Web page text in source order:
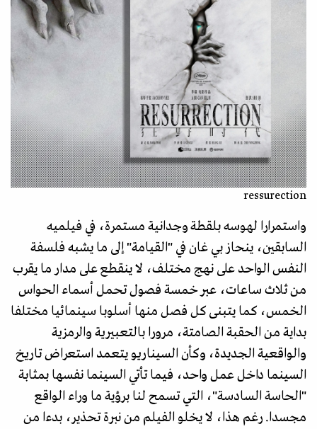
ressurection
واستمرارا لهوسه بلقطة وجدانية مستمرة، في فيلميه
السابقين، ينحاز بي غان في "القيامة" إلى ما يشبه فلسفة
النفس الواحد على نهج مختلف، لا ينقطع على مدار ما يقرب
من ثلاث ساعات، عبر خمسة فصول تحمل أسماء الحواس
الخمس، كما يتبنى كل فصل منها أسلوبا سينمائيا مختلفا
بداية من الحقبة الصامتة، مرورا بالتعبيرية والرمزية
والواقعية الجديدة، وكأن السيناريو يتعمد استعراض تاريخ
السينما داخل عمل واحد، فيما تأتي السينما نفسها بمثابة
"الحاسة السادسة"، التي تسمح لنا برؤية ما وراء الواقع
مجسدا. رغم هذا، لا يخلو الفيلم من نبرة تحذير، بدءا من